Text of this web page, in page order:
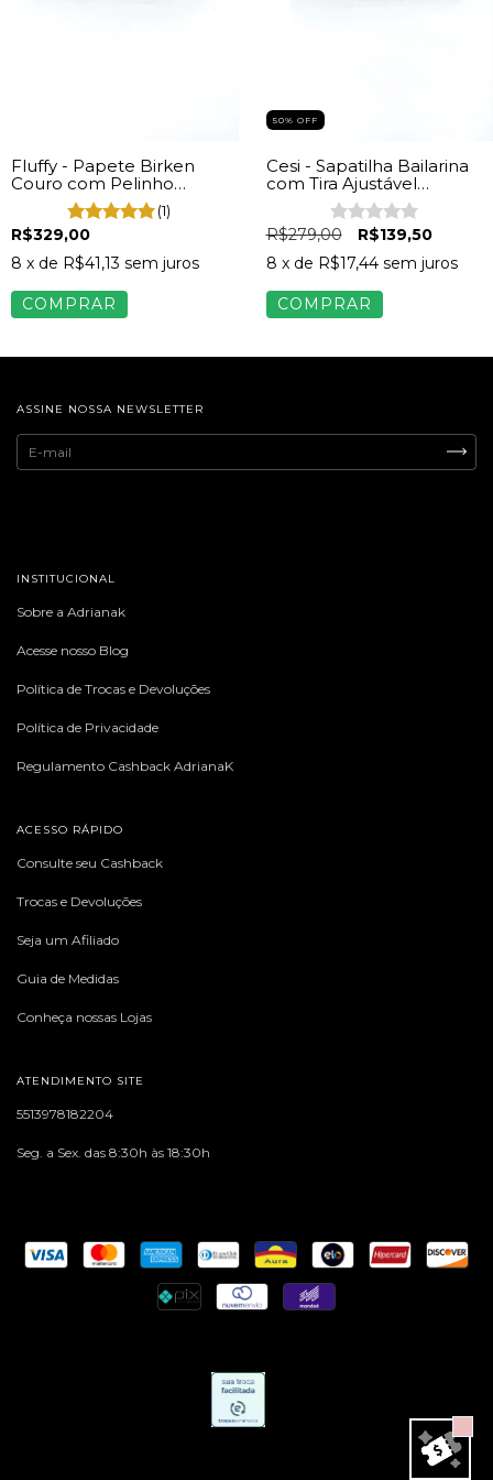
Fluffy - Papete Birken
Couro com Pelinho
Marrom
(1)
R$329,00
8 x de R$41,13 sem juros
COMPRAR
50% OFF
Cesi - Sapatilha Bailarina
com Tira Ajustável
Feminina Camurça Bege
R$279,00
R$139,50
8 x de R$17,44 sem juros
COMPRAR
ASSINE NOSSA NEWSLETTER
INSTITUCIONAL
Sobre a Adrianak
Acesse nosso Blog
Política de Trocas e Devoluções
Política de Privacidade
Regulamento Cashback AdrianaK
ACESSO RÁPIDO
Consulte seu Cashback
Trocas e Devoluções
Seja um Afiliado
Guia de Medidas
Conheça nossas Lojas
ATENDIMENTO SITE
5513978182204
Seg. a Sex. das 8:30h às 18:30h